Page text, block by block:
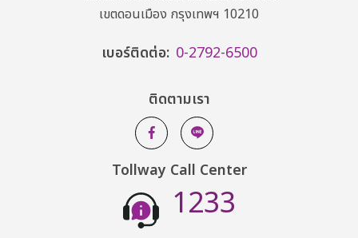
เขตดอนเมือง กรุงเทพฯ 10210
เบอร์ติดต่อ: 0-2792-6500
ติดตามเรา
Tollway Call Center
1233